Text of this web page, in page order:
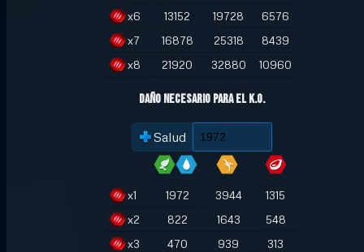
x6 13152 19728
6576
x7 16878 25318
8439
x8 21920 32880 10960
Daño necesario para el K.O.
Salud
x1 1972 3944
1315
x2 822 1643
548
x3 470 939
313